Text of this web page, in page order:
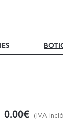
0.00€ (IVA